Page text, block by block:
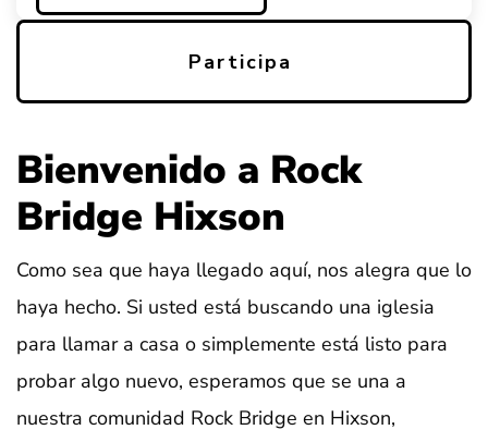
Participa
Bienvenido a Rock
Bridge Hixson
Como sea que haya llegado aquí, nos alegra que lo
haya hecho. Si usted está buscando una iglesia
para llamar a casa o simplemente está listo para
probar algo nuevo, esperamos que se una a
nuestra comunidad Rock Bridge en Hixson,